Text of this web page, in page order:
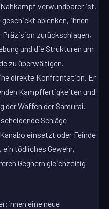
verwundbarer ist,
ablenken, ihnen
zurückschlagen,
und die Strukturen um
zu überwältigen.
direkte Konfrontation. Er
Kampffertigkeiten und
Waffen der Samurai.
Schläge
einsetzt oder Feinde
ein tödliches Gewehr,
Gegnern gleichzeitig
eine neue